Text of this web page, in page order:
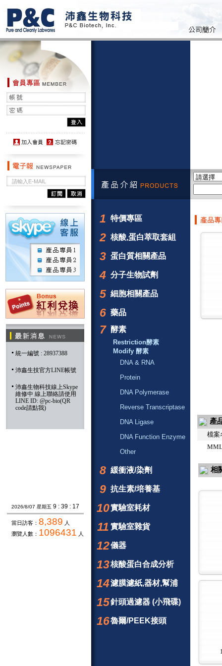
統一編號 : 28937388
沛鑫生技官方LINE帳號
沛鑫生物科技線上Skype
維修中 線上聯絡請使用
LINE ID: @pc-bio(QR
code請點我)
2026/8/07 星期五 9 : 39 : 18
當日訪客： 8,389 人
瀏覽人數： 1096431 人
1 特價專區
2 核酸,蛋白萃取套組
3 蛋白質相關產品
4 分子生物試劑
5 細胞相關產品
6 藥品
7 酵素
Restriction酵素
Modify 酵素
DNA & RNA
Protein
DNA Polymerase
Reverse Transcriptase
DNA Ligase
DNA Function Enzyme
Other
8 緩衝液/染劑
9 抗生素/培養基
10實驗室耗材
11 實驗室雜貨
12儀器
13核酸蛋白合成分析
14濾膜濾紙,器材,幫浦
15針頭過濾器 (小飛碟)
16魯爾/PEEK接頭
產
檔案
相